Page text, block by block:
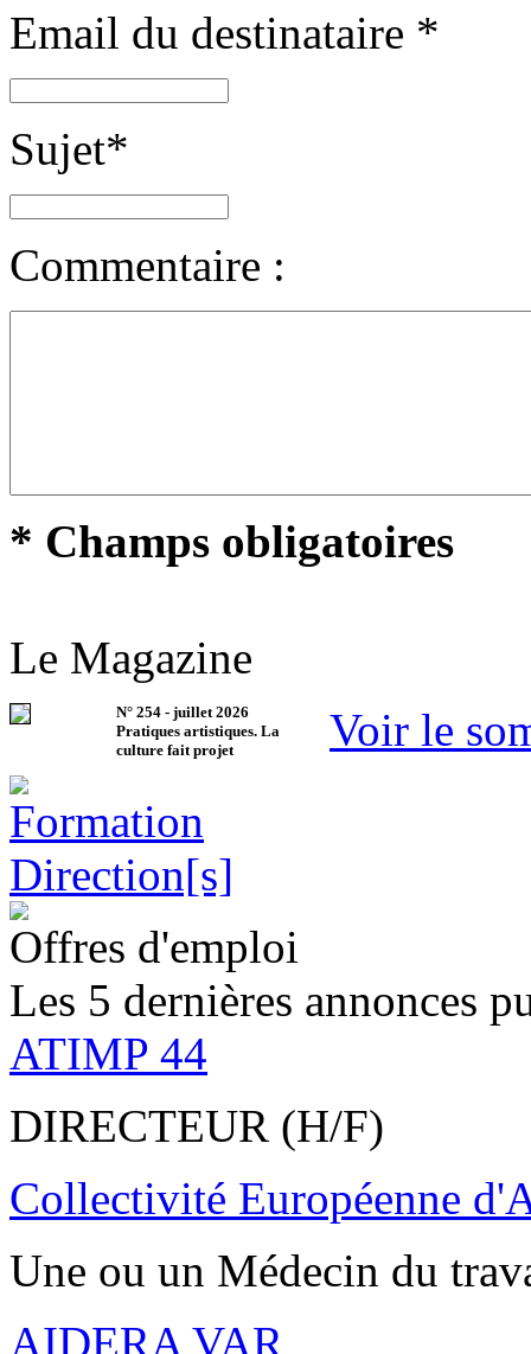
Email du destinataire *
Sujet*
Commentaire :
* Champs obligatoires
Le Magazine
N° 254 - juillet 2026
Pratiques artistiques. La
culture fait projet
Voir le
Offres d'emploi
Les 5 dernières annonces
ATIMP 44
DIRECTEUR (H/F)
Collectivité Européenne
Une ou un Médecin du
AIDERA VAR